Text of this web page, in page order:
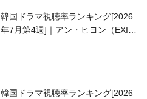
韓国ドラマ視聴率ランキング[2026
年7月第4週]｜アン・ヒヨン（EXID
韓国ドラマ視聴率ランキング[2026